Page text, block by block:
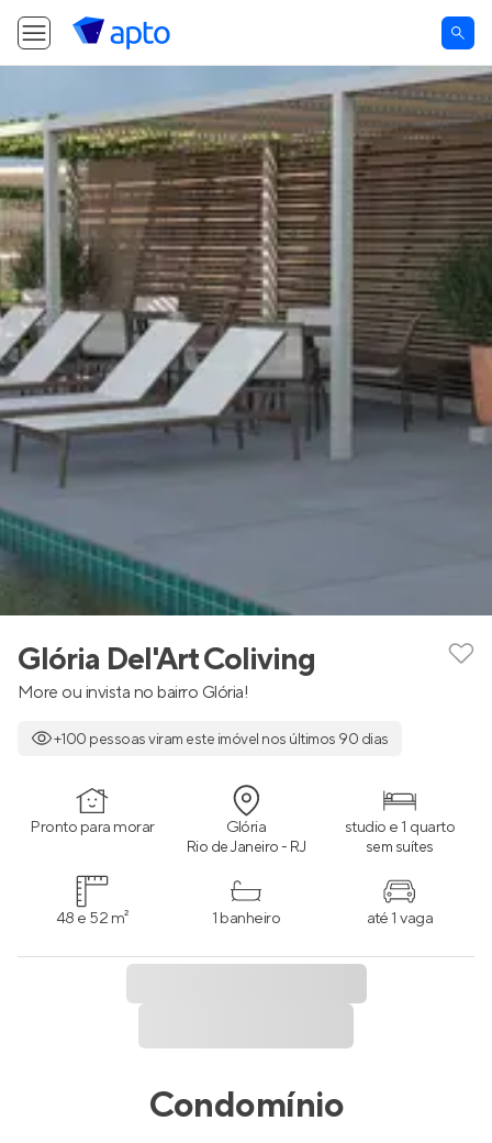
Glória Del'Art Coliving
More ou invista no bairro Glória!
+100 pessoas viram este imóvel nos últimos 90 dias
Pronto para morar Glória
Rio de Janeiro - RJ
studio e 1 quarto
sem suítes
48 e 52 m² 1 banheiro até 1 vaga
Condomínio